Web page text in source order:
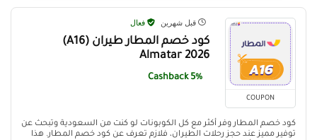
COUPON
قبل شهرين فعال
كود خصم المطار طيران (A16)
Almatar 2026
5% Cashback
كود خصم المطار وفر أكثر مع كل الكوبونات لو كنت من السعودية وتبحث عن
توفير مميز عند حجز رحلات الطيران، فلازم تعرف عن كود خصم المطار. هذا